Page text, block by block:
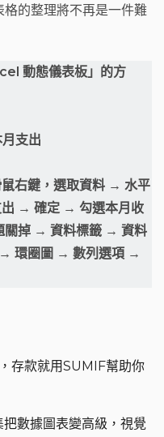
的整理將不再是一件難
動態儀表板」的方
支出
右鍵，選取資料 → 水平
→ 確定 → 勾選本月收
關掉 → 資料標籤 → 資料
環圈圖 → 數列選項 →
存款就用SUMIF幫助你
數據圖表變高級，視覺